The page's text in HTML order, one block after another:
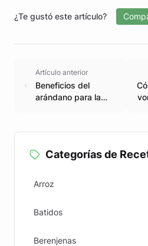
¿Te gustó este artículo?
Artículo anterior
Beneficios del
arándano para la
Categorías de
Arroz
Batidos
Berenjenas